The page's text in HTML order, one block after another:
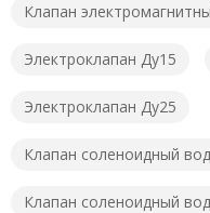
Клапан
Электроклапан Ду15
Электроклапан Ду25
Клапан соленоидный
Клапан соленоидный